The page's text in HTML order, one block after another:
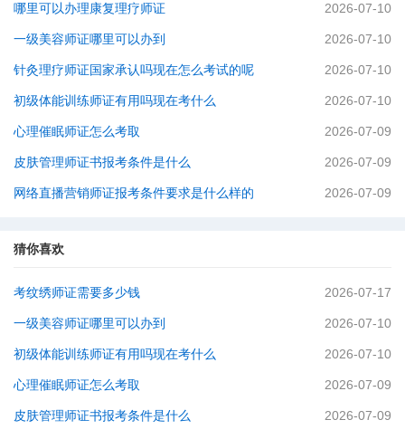
哪里可以办理康复理疗师证 2026-07-10
一级美容师证哪里可以办到 2026-07-10
针灸理疗师证国家承认吗现在怎么考试的呢 2026-07-10
初级体能训练师证有用吗现在考什么 2026-07-10
心理催眠师证怎么考取 2026-07-09
皮肤管理师证书报考条件是什么 2026-07-09
网络直播营销师证报考条件要求是什么样的 2026-07-09
猜你喜欢
考纹绣师证需要多少钱 2026-07-17
一级美容师证哪里可以办到 2026-07-10
初级体能训练师证有用吗现在考什么 2026-07-10
心理催眠师证怎么考取 2026-07-09
皮肤管理师证书报考条件是什么 2026-07-09